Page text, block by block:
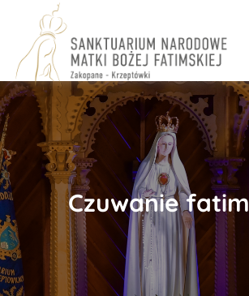
content
Czuwanie